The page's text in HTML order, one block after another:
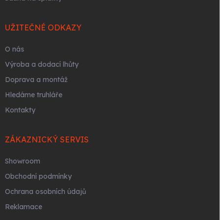
UŽITEČNÉ ODKAZY
O nás
Výroba a dodací lhůty
Doprava a montáž
Hledáme truhláře
Kontakty
ZÁKAZNICKÝ SERVIS
Showroom
Obchodní podmínky
Ochrana osobních údajů
Reklamace